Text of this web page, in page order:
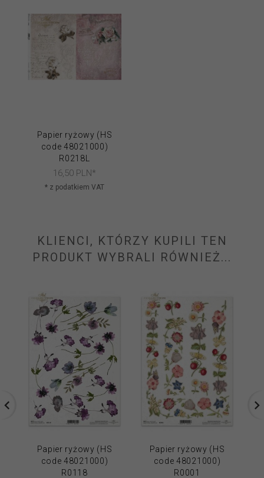
Papier ryżowy (HS
code 48021000)
R0218L
16,50 PLN*
* z podatkiem VAT
KLIENCI, KTÓRZY KUPILI TEN
PRODUKT WYBRALI RÓWNIEŻ...
Papier ryżowy (HS
code 48021000)
R0118
Papier ryżowy (HS
code 48021000)
R0001